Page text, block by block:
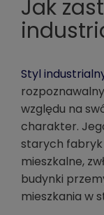
Jak
Styl
względu na
charakter.
starych fabryk
mieszkalne,
budynki
mieszkania w